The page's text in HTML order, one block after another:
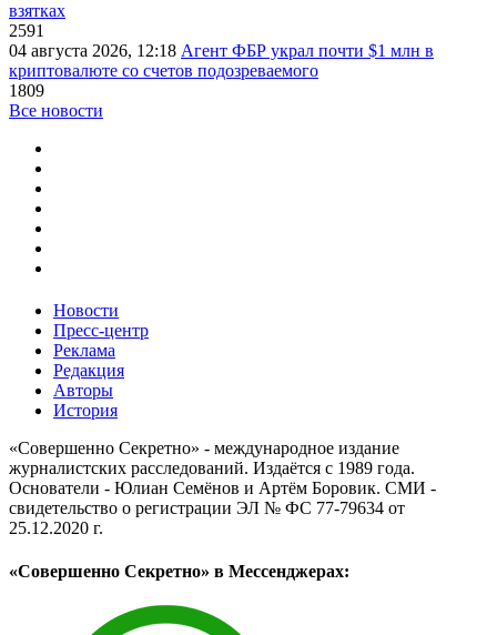
взятках
2591
04 августа 2026, 12:18 Агент ФБР украл почти $1 млн в
криптовалюте со счетов подозреваемого
1809
Все новости
Новости
Пресс-центр
Реклама
Редакция
Авторы
История
«Совершенно Секретно» - международное издание
журналистских расследований. Издаётся с 1989 года.
Основатели - Юлиан Семёнов и Артём Боровик. CМИ -
свидетельство о регистрации ЭЛ № ФС 77-79634 от
25.12.2020 г.
«Совершенно Секретно» в Мессенджерах: